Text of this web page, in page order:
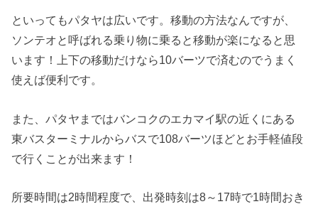
といってもパタヤは広いです。移動の方法なんですが、
ソンテオと呼ばれる乗り物に乗ると移動が楽になると思
います！上下の移動だけなら10バーツで済むのでうまく
使えば便利です。
また、パタヤまではバンコクのエカマイ駅の近くにある
東バスターミナルからバスで108バーツほどとお手軽値段
で行くことが出来ます！
所要時間は2時間程度で、出発時刻は8～17時で1時間おき